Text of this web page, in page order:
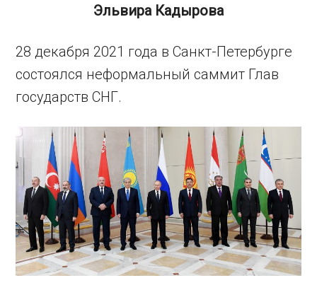
Эльвира Кадырова
28 декабря 2021 года в Санкт-Петербурге
состоялся неформальный саммит Глав
государств СНГ.